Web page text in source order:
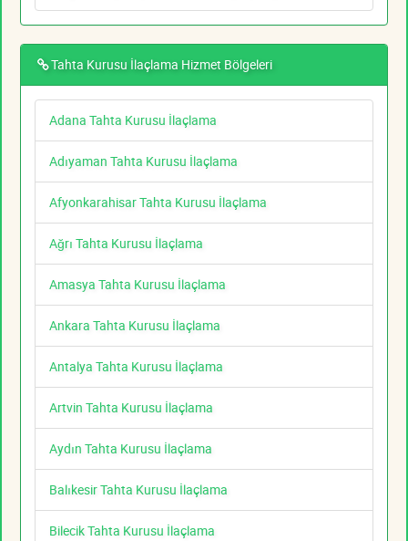
Tahta Kurusu İlaçlama Hizmet Bölgeleri
Adana Tahta Kurusu İlaçlama
Adıyaman Tahta Kurusu İlaçlama
Afyonkarahisar Tahta Kurusu İlaçlama
Ağrı Tahta Kurusu İlaçlama
Amasya Tahta Kurusu İlaçlama
Ankara Tahta Kurusu İlaçlama
Antalya Tahta Kurusu İlaçlama
Artvin Tahta Kurusu İlaçlama
Aydın Tahta Kurusu İlaçlama
Balıkesir Tahta Kurusu İlaçlama
Bilecik Tahta Kurusu İlaçlama